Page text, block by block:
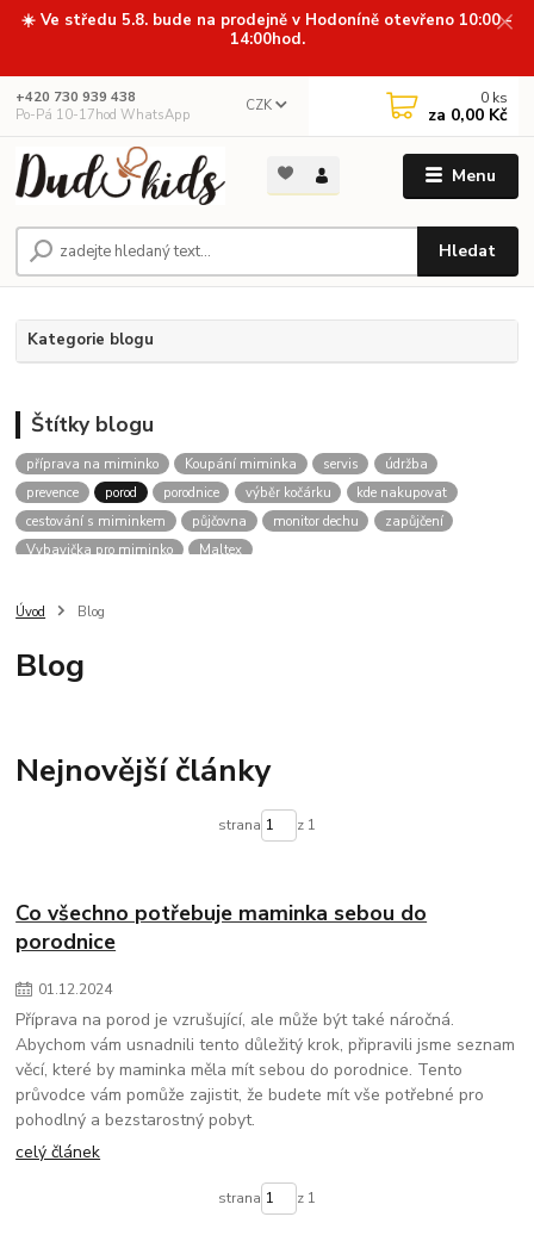
☀️ Ve středu 5.8. bude na prodejně v Hodoníně otevřeno 10:00 -
14:00hod.
Menu
CZK
Hledat
+420 730 939 438
Po-Pá 10-17hod WhatsApp
0 ks
za 0,00 Kč
Kategorie blogu
Štítky blogu
příprava na miminko Koupání miminka servis
údržba
prevence
porod porodnice výběr kočárku
kde nakupovat
cestování s miminkem
půjčovna monitor dechu
zapůjčení
Vybavička pro miminko
Maltex
Úvod Blog
Blog
Nejnovější články
strana z 1
Co všechno potřebuje maminka sebou do
porodnice
01.12.2024
Příprava na porod je vzrušující, ale může být také náročná.
Abychom vám usnadnili tento důležitý krok, připravili jsme seznam
věcí, které by maminka měla mít sebou do porodnice. Tento
průvodce vám pomůže zajistit, že budete mít vše potřebné pro
pohodlný a bezstarostný pobyt.
celý článek
strana z 1